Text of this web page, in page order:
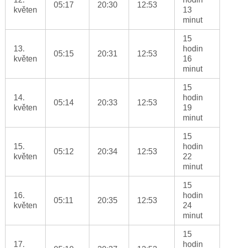
květen
05:17 20:30 12:53
13
minut
13.
květen
05:15 20:31 12:53
15
hodin
16
minut
14.
květen
05:14 20:33 12:53
15
hodin
19
minut
15.
květen
05:12 20:34 12:53
15
hodin
22
minut
16.
květen
05:11 20:35 12:53
15
hodin
24
minut
17.
15
hodin